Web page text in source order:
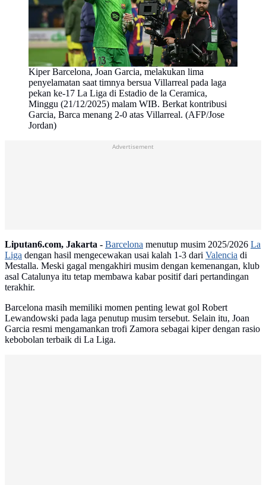
Kiper Barcelona, Joan Garcia, melakukan lima
penyelamatan saat timnya bersua Villarreal pada laga
pekan ke-17 La Liga di Estadio de la Ceramica,
Minggu (21/12/2025) malam WIB. Berkat kontribusi
Garcia, Barca menang 2-0 atas Villarreal. (AFP/Jose
Jordan)
Advertisement
Liputan6.com, Jakarta - Barcelona menutup musim 2025/2026 La
Liga dengan hasil mengecewakan usai kalah 1-3 dari Valencia di
Mestalla. Meski gagal mengakhiri musim dengan kemenangan, klub
asal Catalunya itu tetap membawa kabar positif dari pertandingan
terakhir.
Barcelona masih memiliki momen penting lewat gol Robert
Lewandowski pada laga penutup musim tersebut. Selain itu, Joan
Garcia resmi mengamankan trofi Zamora sebagai kiper dengan rasio
kebobolan terbaik di La Liga.